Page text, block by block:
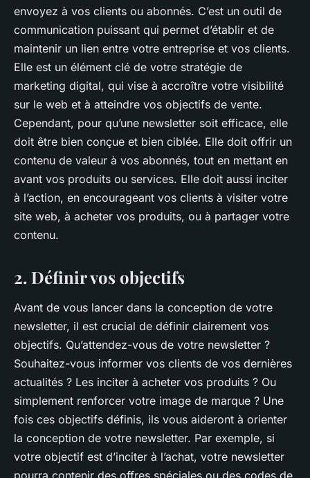
envoyez à vos clients ou abonnés. C’est un outil de
communication puissant qui permet d’établir et de
maintenir un lien entre votre entreprise et vos clients.
Elle est un élément clé de votre stratégie de
marketing digital, qui vise à accroître votre visibilité
sur le web et à atteindre vos objectifs de vente.
Cependant, pour qu’une newsletter soit efficace, elle
doit être bien conçue et bien ciblée. Elle doit offrir un
contenu de valeur à vos abonnés, tout en mettant en
avant vos produits ou services. Elle doit aussi inciter
à l’action, en encourageant vos clients à visiter votre
site web, à acheter vos produits, ou à partager votre
contenu.
2. Définir vos objectifs
Avant de vous lancer dans la conception de votre
newsletter, il est crucial de définir clairement vos
objectifs. Qu’attendez-vous de votre newsletter ?
Souhaitez-vous informer vos clients de vos dernières
actualités ? Les inciter à acheter vos produits ? Ou
simplement renforcer votre image de marque ? Une
fois ces objectifs définis, ils vous aideront à orienter
la conception de votre newsletter. Par exemple, si
votre objectif est d’inciter à l’achat, votre newsletter
pourra contenir des offres spéciales ou des codes de